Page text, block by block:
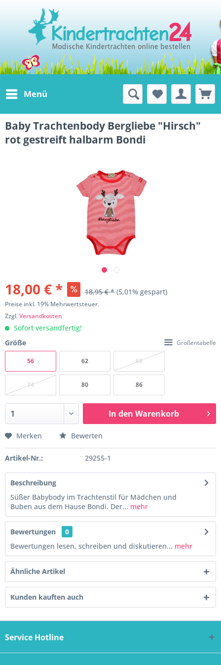
Menü
Baby Trachtenbody Bergliebe "Hirsch"
rot gestreift halbarm Bondi
18,00 € * 18,95 € * (5,01% gespart)
Preise inkl. 19% Mehrwertsteuer.
Zzgl.Versandkosten
Sofort versandfertig!
Größe
Größentabelle
56 62 68
74 80 86
In den Warenkorb
Merken Bewerten
Artikel-Nr.: 29255-1
Beschreibung
Süßer Babybody im Trachtenstil für Mädchen und
Buben aus dem Hause Bondi. Der... mehr
Bewertungen
0
Bewertungen lesen, schreiben und diskutieren... mehr
Ähnliche Artikel
Kunden kauften auch
Service Hotline